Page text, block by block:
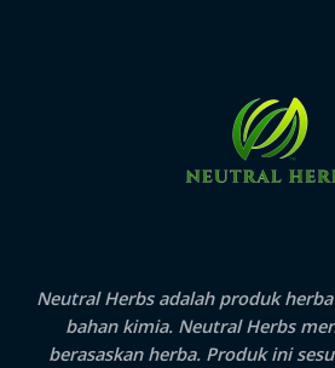
Neutral Herbs adalah produk
bahan kimia. Neutral Herbs
berasaskan herba. Produk ini